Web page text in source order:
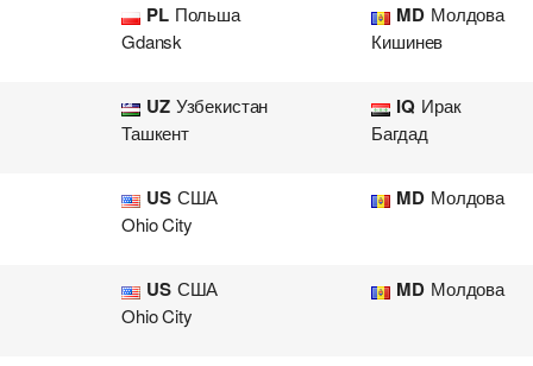
PL Польша
Gdansk
MD Молдова
Кишинев
UZ Узбекистан
Ташкент
IQ Ирак
Багдад
US США
Ohio City
MD Молдова
US США
Ohio City
MD Молдова